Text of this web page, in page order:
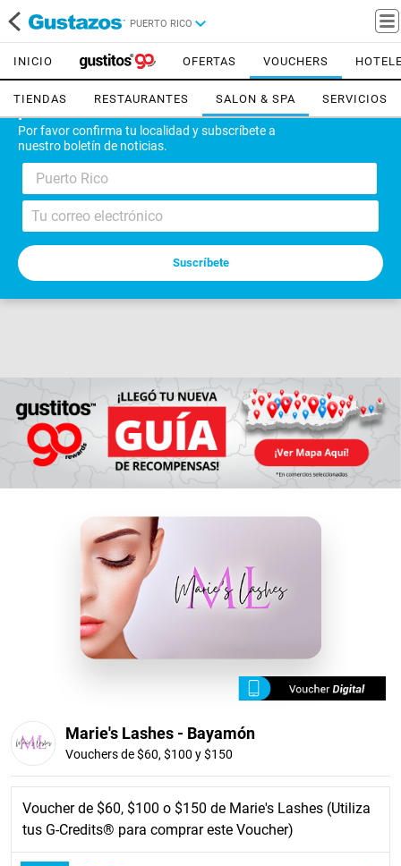
PUERTO RICO
Por favor confirma tu localidad y subscríbete a
nuestro boletín de noticias.
Puerto Rico
INICIO OFERTAS VOUCHERS
TIENDAS RESTAURANTES SALON & SPA SERVICIOS
Marie's Lashes - Bayamón
Vouchers de $60, $100 y $150
Voucher de $60, $100 o $150 de Marie's Lashes (Utiliza
tus G-Credits® para comprar este Voucher)